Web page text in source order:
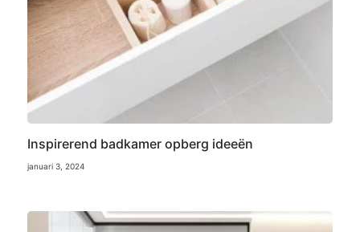
Inspirerend badkamer opberg ideeën
januari 3, 2024